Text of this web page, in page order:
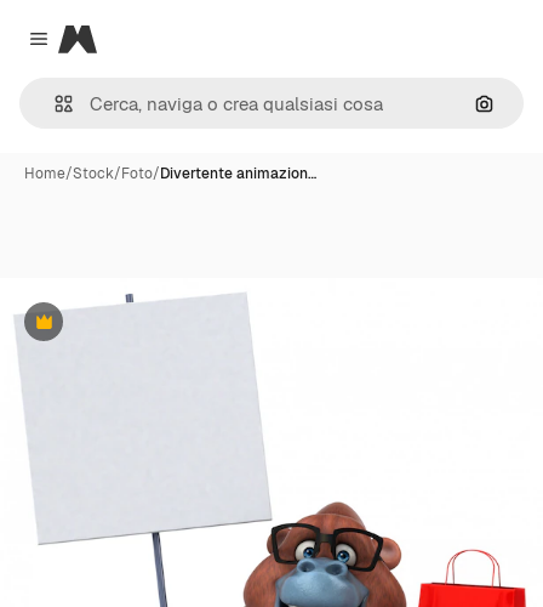
Close menu
Magnific
Cerca
Home/Stock/Foto/Divertente animazion…
Premium